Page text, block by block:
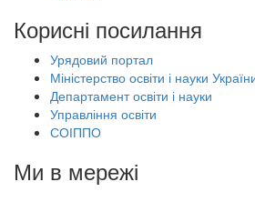
Корисні посилання
Урядовий портал
Міністерство освіти і науки
Департамент освіти і науки
Управління освіти
СОІППО
Ми в мережі